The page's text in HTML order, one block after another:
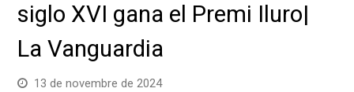
siglo XVI gana el Premi Iluro|
La Vanguardia
13 de novembre de 2024